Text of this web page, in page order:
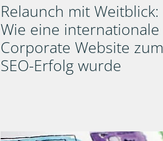
Relaunch mit Weitblick:
Wie eine internationale
Corporate Website zum
SEO-Erfolg wurde